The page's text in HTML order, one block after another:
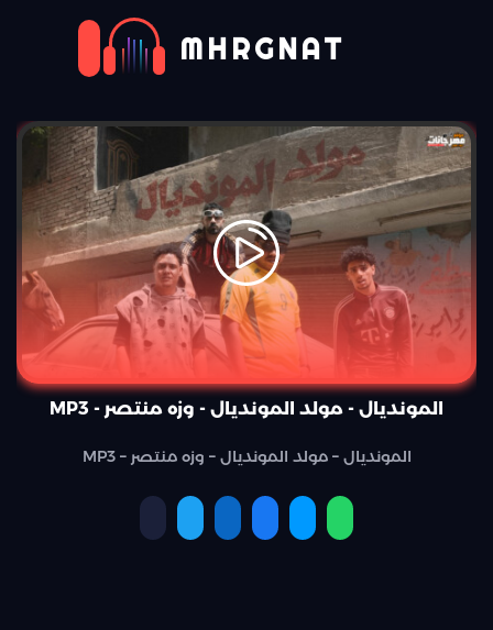
MHRGNAT
المونديال - مولد المونديال - وزه منتصر - MP3
المونديال – مولد المونديال – وزه منتصر – MP3